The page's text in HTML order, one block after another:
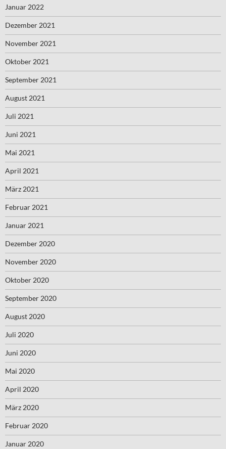
Januar 2022
Dezember 2021
November 2021
Oktober 2021
September 2021
August 2021
Juli 2021
Juni 2021
Mai 2021
April 2021
März 2021
Februar 2021
Januar 2021
Dezember 2020
November 2020
Oktober 2020
September 2020
August 2020
Juli 2020
Juni 2020
Mai 2020
April 2020
März 2020
Februar 2020
Januar 2020